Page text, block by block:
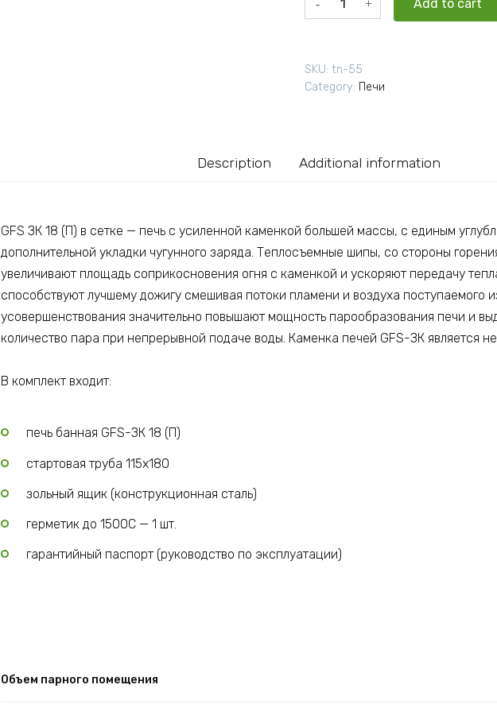
печь
GFS
ЗК
сетке
Add to cart
SKU: tn-55
Category: Печи
Description Additional information
GFS ЗК 18 (П) в сетке — печь с усиленной каменкой большей массы, с единым
дополнительной укладки чугунного заряда. Теплосъемные шипы, со стороны
увеличивают площадь соприкосновения огня с каменкой и ускоряют передачу
способствуют лучшему дожигу смешивая потоки пламени и воздуха поступаемого
усовершенствования значительно повышают мощность парообразования печи и
количество пара при непрерывной подаче воды. Каменка печей GFS-ЗК является
В комплект входит:
печь банная GFS-ЗК 18 (П)
стартовая труба 115х180
зольный ящик (конструкционная сталь)
герметик до 1500С — 1 шт.
гарантийный паспорт (руководство по эксплуатации)
Объем парного помещения